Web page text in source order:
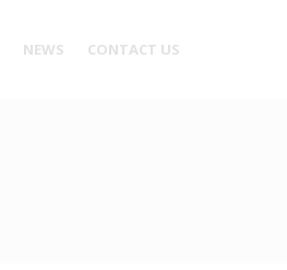
NEWS CONTACT US